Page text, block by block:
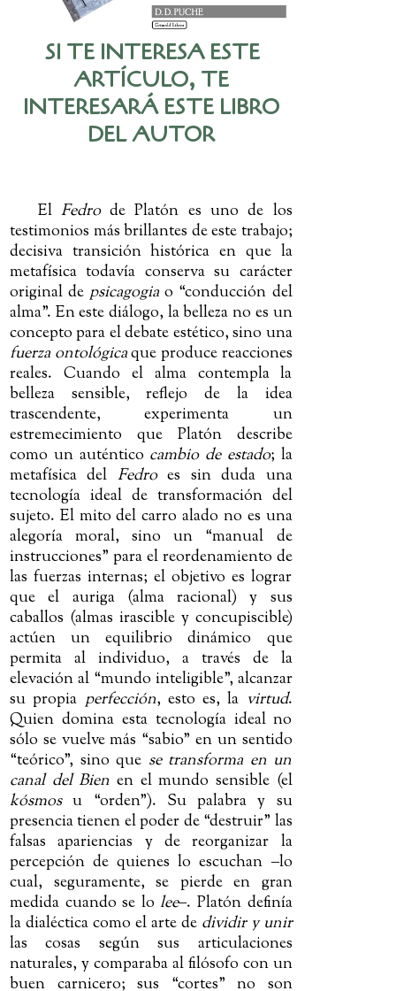
SI TE INTERESA ESTE
ARTÍCULO, TE
INTERESARÁ ESTE LIBRO
DEL AUTOR
El Fedrode Platón es uno de los
testimonios más brillantes de este trabajo;
decisiva transición histórica en que la
metafísica todavía conserva su carácter
original depsicagogiao “conducción del
alma”. En este diálogo, la belleza no es un
concepto para el debate estético, sino una
fuerza ontológicaque produce reacciones
reales. Cuando el alma contempla la
belleza sensible, reflejo de la idea
trascendente, experimenta un
estremecimiento que Platón describe
como un auténtico cambio de estado; la
metafísica del Fedroes sin duda una
tecnología ideal de transformación del
sujeto. El mito del carro alado no es una
alegoría moral, sino un “manual de
instrucciones” para el reordenamiento de
las fuerzas internas; el objetivo es lograr
que el auriga (alma racional) y sus
caballos (almas irascible y concupiscible)
actúen un equilibrio dinámico que
permita al individuo, a través de la
elevación al “mundo inteligible”, alcanzar
su propia perfección, esto es, la virtud.
Quien domina esta tecnología ideal no
sólo se vuelve más “sabio” en un sentido
“teórico”, sino que se transforma en un
canal del Bien en el mundo sensible (el
kósmosu “orden”). Su palabra y su
presencia tienen el poder de “destruir” las
falsas apariencias y de reorganizar la
percepción de quienes lo escuchan‒lo
cual, seguramente, se pierde en gran
medida cuando se lolee‒. Platón definía
la dialéctica como el arte de dividir y unir
las cosas según sus articulaciones
naturales, y comparaba al filósofo con un
buen carnicero; sus “cortes” no son